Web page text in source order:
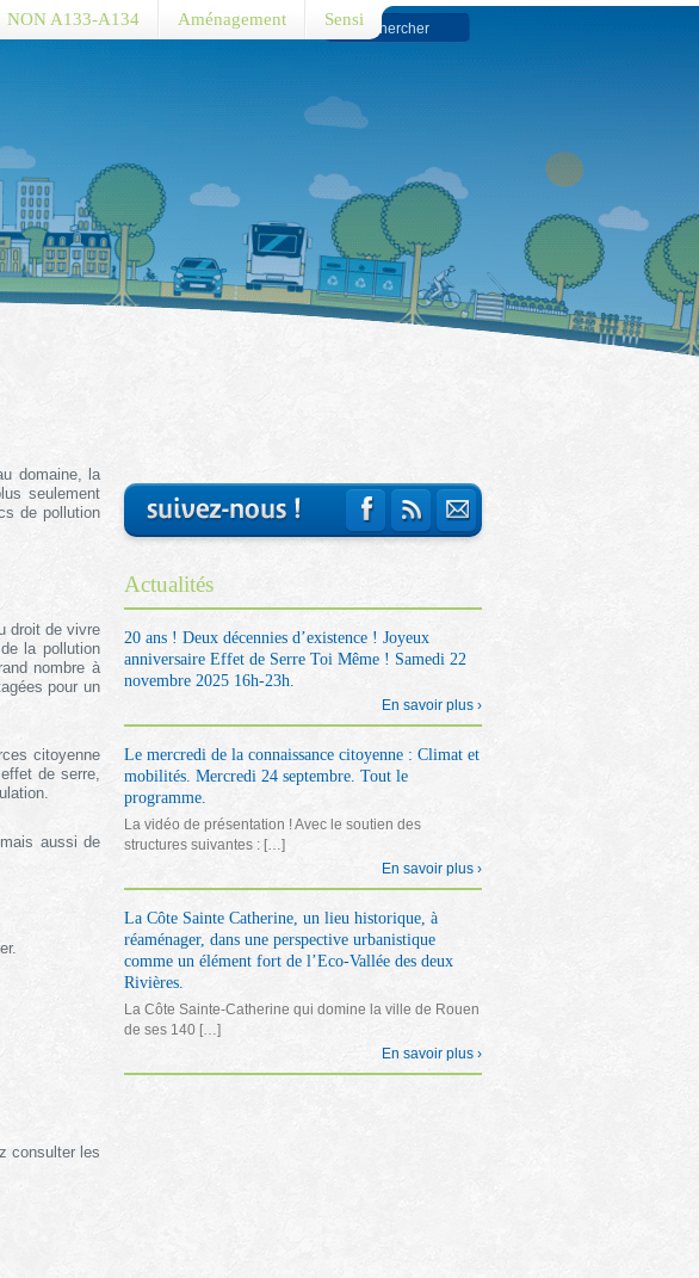
NON A133-A134 Aménagement Sensi
domaine, la
seulement
de pollution
droit de vivre
la pollution
nombre à
pour un
citoyenne
de serre,
aussi de
consulter les
Actualités
20 ans ! Deux décennies d’existence ! Joyeux
anniversaire Effet de Serre Toi Même ! Samedi 22
novembre 2025 16h-23h.
En savoir plus ›
Le mercredi de la connaissance citoyenne : Climat et
mobilités. Mercredi 24 septembre. Tout le
programme.
La vidéo de présentation ! Avec le soutien des
structures suivantes : […]
En savoir plus ›
La Côte Sainte Catherine, un lieu historique, à
réaménager, dans une perspective urbanistique
comme un élément fort de l’Eco-Vallée des deux
Rivières.
La Côte Sainte-Catherine qui domine la ville de Rouen
de ses 140 […]
En savoir plus ›